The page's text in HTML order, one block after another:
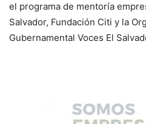
el programa de mentoría
Salvador, Fundación Citi y la
Gubernamental Voces El